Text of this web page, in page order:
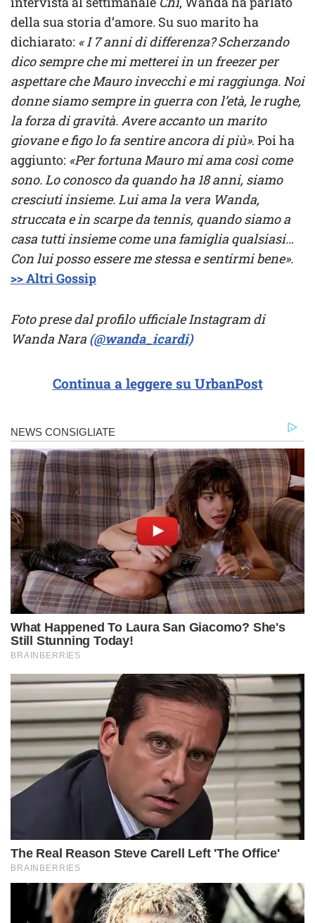
della sua storia d’amore. Su suo marito ha
dichiarato: « I 7 anni di differenza? Scherzando
dico sempre che mi metterei in un freezer per
aspettare che Mauro invecchi e mi raggiunga. Noi
donne siamo sempre in guerra con l’età, le rughe,
la forza di gravità. Avere accanto un marito
giovane e figo lo fa sentire ancora di più». Poi ha
aggiunto: «Per fortuna Mauro mi ama così come
sono. Lo conosco da quando ha 18 anni, siamo
cresciuti insieme. Lui ama la vera Wanda,
struccata e in scarpe da tennis, quando siamo a
casa tutti insieme come una famiglia qualsiasi…
Con lui posso essere me stessa e sentirmi bene».
>> Altri Gossip
Foto prese dal profilo ufficiale Instagram di
Wanda Nara (@wanda_icardi)
Continua a leggere su UrbanPost